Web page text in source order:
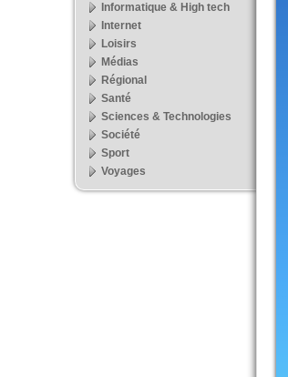
Informatique & High tech
Internet
Loisirs
Médias
Régional
Santé
Sciences & Technologies
Société
Sport
Voyages